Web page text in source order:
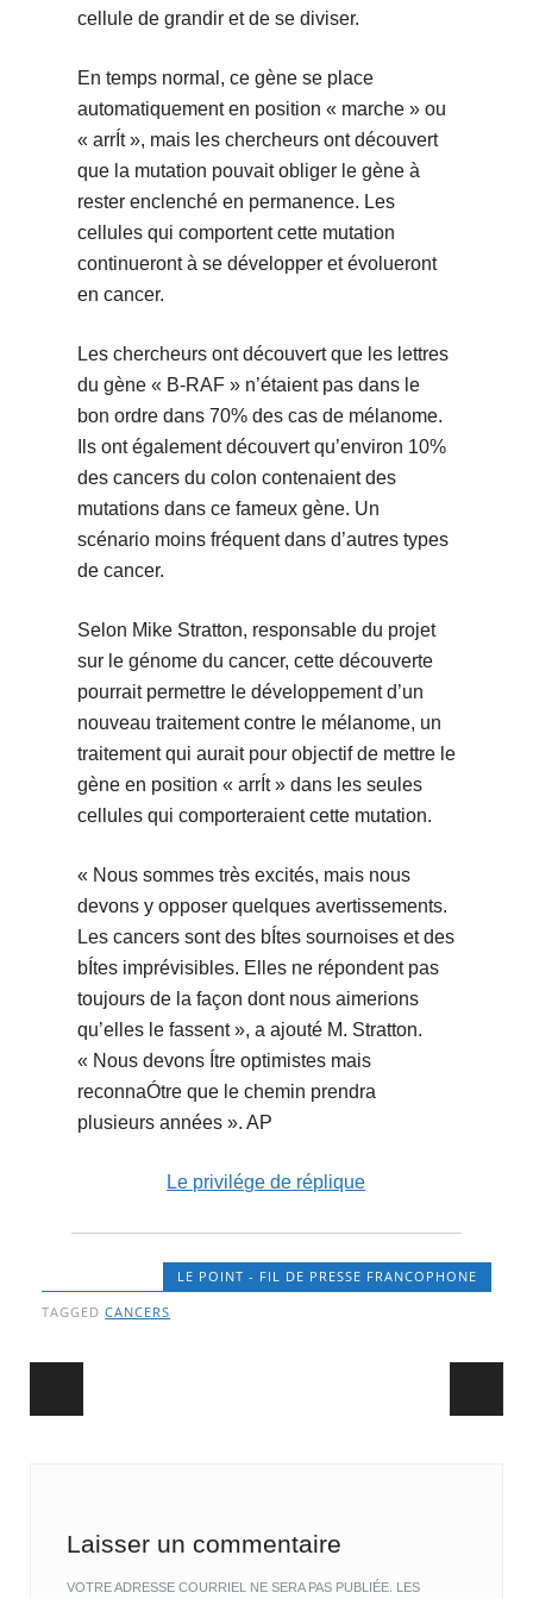
cellule de grandir et de se diviser.
En temps normal, ce gène se place
automatiquement en position « marche » ou
« arrÍt », mais les chercheurs ont découvert
que la mutation pouvait obliger le gène à
rester enclenché en permanence. Les
cellules qui comportent cette mutation
continueront à se développer et évolueront
en cancer.
Les chercheurs ont découvert que les lettres
du gène « B-RAF » n’étaient pas dans le
bon ordre dans 70% des cas de mélanome.
Ils ont également découvert qu’environ 10%
des cancers du colon contenaient des
mutations dans ce fameux gène. Un
scénario moins fréquent dans d’autres types
de cancer.
Selon Mike Stratton, responsable du projet
sur le génome du cancer, cette découverte
pourrait permettre le développement d’un
nouveau traitement contre le mélanome, un
traitement qui aurait pour objectif de mettre le
gène en position « arrÍt » dans les seules
cellules qui comporteraient cette mutation.
« Nous sommes très excités, mais nous
devons y opposer quelques avertissements.
Les cancers sont des bÍtes sournoises et des
bÍtes imprévisibles. Elles ne répondent pas
toujours de la façon dont nous aimerions
qu’elles le fassent », a ajouté M. Stratton.
« Nous devons Ítre optimistes mais
reconnaÓtre que le chemin prendra
plusieurs années ». AP
Le privilége de réplique
LE POINT - FIL DE PRESSE FRANCOPHONE
TAGGEDCANCERS
Post navigation
Laisser un commentaire
VOTRE ADRESSE COURRIEL NE SERA PAS PUBLIÉE. LES